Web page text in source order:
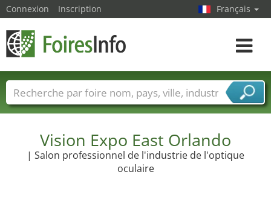
Vision Expo East Orlando
| Salon professionnel de l'industrie de l'optique
oculaire
Connexion Inscription Français
Toggle
Foire noms Pays Villes
Secteurs de foire